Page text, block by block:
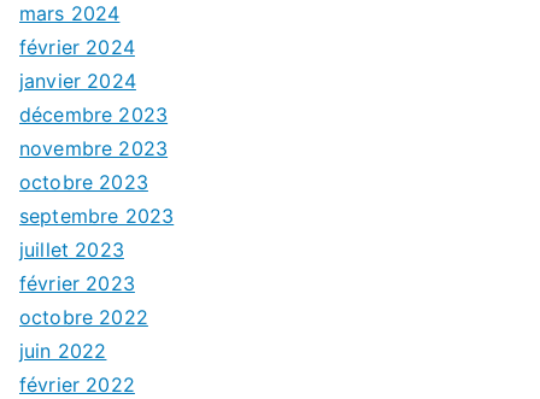
mars 2024
février 2024
janvier 2024
décembre 2023
novembre 2023
octobre 2023
septembre 2023
juillet 2023
février 2023
octobre 2022
juin 2022
février 2022